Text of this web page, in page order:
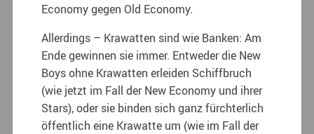
Economy gegen Old Economy.
Allerdings – Krawatten sind wie Banken: Am
Ende gewinnen sie immer. Entweder die New
Boys ohne Krawatten erleiden Schiffbruch
(wie jetzt im Fall der New Economy und ihrer
Stars), oder sie binden sich ganz fürchterlich
öffentlich eine Krawatte um (wie im Fall der